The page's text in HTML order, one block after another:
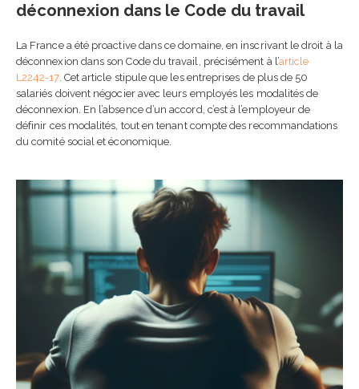
déconnexion dans le Code du travail
La France a été proactive dans ce domaine, en inscrivant le droit à la
déconnexion dans son Code du travail, précisément à l’article
L2242-17. Cet article stipule que les entreprises de plus de 50
salariés doivent négocier avec leurs employés les modalités de
déconnexion. En l’absence d’un accord, c’est à l’employeur de
définir ces modalités, tout en tenant compte des recommandations
du comité social et économique.
Choisir son IA en fonction
de ses besoins : guide
tromper
22 mars 2026
13 septembre 2025